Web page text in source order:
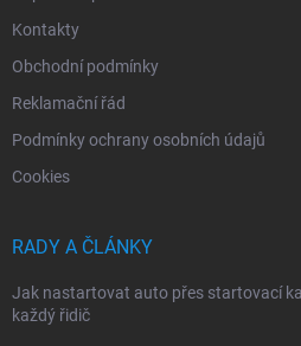
Kontakty
Obchodní podmínky
Reklamační řád
Podmínky ochrany osobních údajů
Cookies
RADY A ČLÁNKY
Jak nastartovat auto přes startovací
každý řidič